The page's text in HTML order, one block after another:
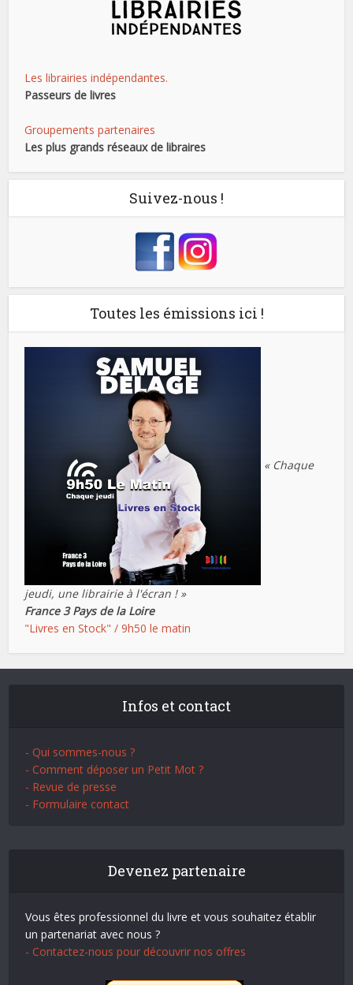
Les librairies indépendantes.
Passeurs de livres
Groupements partenaires
Les plus grands réseaux de libraires
Suivez-nous !
Toutes les émissions ici !
« Chaque
jeudi, une librairie à l'écran ! »
France 3 Pays de la Loire
"Livres en Stock" / 9h50 le matin
Infos et contact
- Qui sommes-nous ?
- Comment déposer un Petit Mot ?
- Revue de presse
- Formulaire contact
Devenez partenaire
Vous êtes professionnel du livre et vous souhaitez établir
un partenariat avec nous ?
- Contactez-nous pour découvrir nos offres